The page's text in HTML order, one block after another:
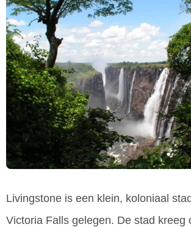
Livingstone is een klein, koloniaal
Victoria Falls gelegen. De stad kreeg